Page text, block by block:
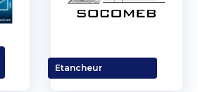
Etancheur